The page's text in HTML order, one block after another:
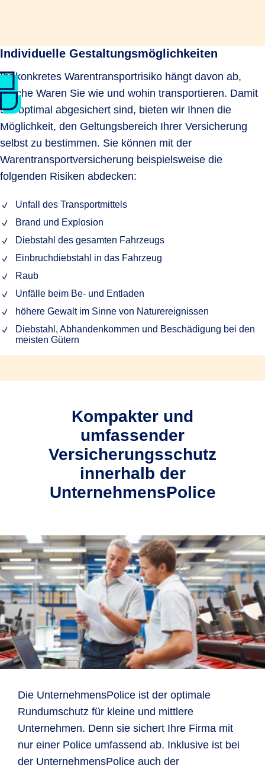
Individuelle Gestaltungsmöglichkeiten
Ihr konkretes Warentransportrisiko hängt davon ab,
welche Waren Sie wie und wohin transportieren. Damit
Sie optimal abgesichert sind, bieten wir Ihnen die
Möglichkeit, den Geltungsbereich Ihrer Versicherung
selbst zu bestimmen. Sie können mit der
Warentransportversicherung beispielsweise die
folgenden Risiken abdecken:
Unfall des Transportmittels
Brand und Explosion
Diebstahl des gesamten Fahrzeugs
Einbruchdiebstahl in das Fahrzeug
Raub
Unfälle beim Be- und Entladen
höhere Gewalt im Sinne von Naturereignissen
Diebstahl, Abhandenkommen und Beschädigung bei den
meisten Gütern
Kompakter und
umfassender
Versicherungsschutz
innerhalb der
UnternehmensPolice
Die UnternehmensPolice ist der optimale
Rundumschutz für kleine und mittlere
Unternehmen. Denn sie sichert Ihre Firma mit
nur einer Police umfassend ab. Inklusive ist bei
der UnternehmensPolice auch der